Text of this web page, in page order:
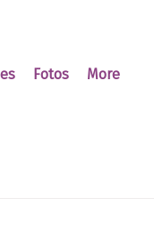
Fotos More